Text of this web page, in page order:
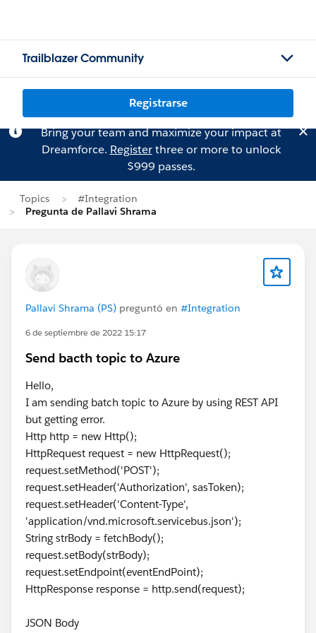
Trailblazer Community
Registrarse
Bring your team and maximize your impact at
Dreamforce. Registerthree or more to unlock
$999 passes.
Topics
#Integration
Pregunta de Pallavi Shrama
Pallavi Shrama (PS) preguntó en #Integration
6 de septiembre de 2022 15:17
Send bacth topic to Azure
Hello,
I am sending batch topic to Azure by using REST API
but getting error.
Http http = new Http();
HttpRequest request = new HttpRequest();
request.setMethod('POST');
request.setHeader('Authorization', sasToken);
request.setHeader('Content-Type',
'application/vnd.microsoft.servicebus.json');
String strBody = fetchBody();
request.setBody(strBody);
request.setEndpoint(eventEndPoint);
HttpResponse response = http.send(request);
JSON Body